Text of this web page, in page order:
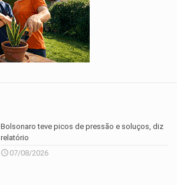
Bolsonaro teve picos de pressão e soluços, diz
relatório
07/08/2026